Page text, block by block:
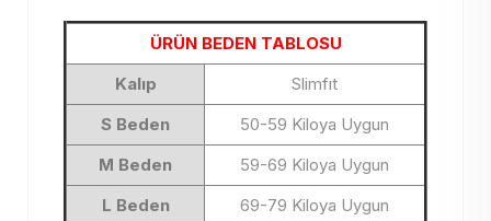
ÜRÜN BEDEN TABLOSU
Kalıp
Slimfıt
S Beden
50-59 Kiloya Uygun
M Beden
59-69 Kiloya Uygun
L Beden
69-79 Kiloya Uygun